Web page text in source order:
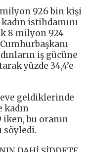
milyon 926 bin kişi
istihdamını
8 milyon 924
iş gücüne
yüzde 34,4’e
geldiklerinde
kadın
iken, bu oranın
söyledi.